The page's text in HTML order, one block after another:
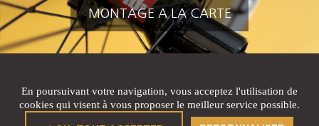
MONTAGE A LA CARTE
En poursuivant votre navigation, vous acceptez l'utilisation de
cookies qui visent à vous proposer le meilleur service possible.